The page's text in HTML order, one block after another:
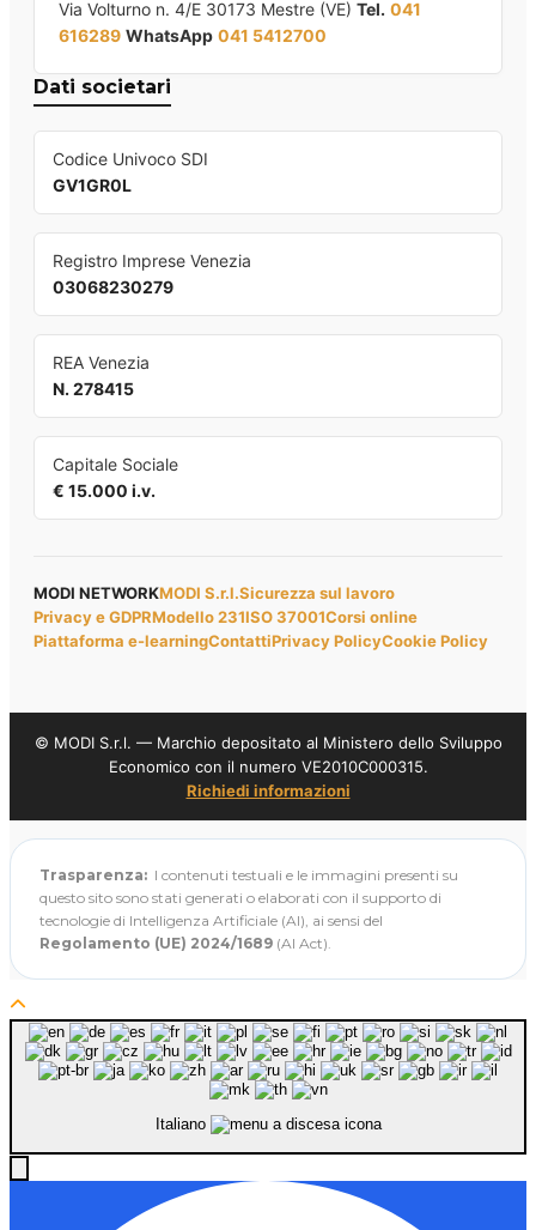
Via Volturno n. 4/E 30173 Mestre (VE) Tel. 041
616289 WhatsApp 041 5412700
Dati societari
Codice Univoco SDI
GV1GR0L
Registro Imprese Venezia
03068230279
REA Venezia
N. 278415
Capitale Sociale
€ 15.000 i.v.
MODI NETWORKMODI S.r.l.Sicurezza sul lavoro
Privacy e GDPRModello 231ISO 37001Corsi online
Piattaforma e-learningContattiPrivacy PolicyCookie Policy
© MODI S.r.l. — Marchio depositato al Ministero dello Sviluppo
Economico con il numero VE2010C000315.
Richiedi informazioni
Trasparenza: I contenuti testuali e le immagini presenti su
questo sito sono stati generati o elaborati con il supporto di
tecnologie di Intelligenza Artificiale (AI), ai sensi del
Regolamento (UE) 2024/1689 (AI Act).
Italiano